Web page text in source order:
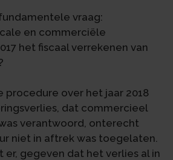
vraag:
en commerciële
het fiscaal verrekenen van
procedure over het jaar 2018
dat commercieel
verantwoord, onterecht
niet in aftrek was toegelaten.
er, gegeven dat het verlies al in